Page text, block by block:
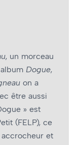
, un morceau
Dogue,
on a
être aussi
» est
(FELP), ce
et